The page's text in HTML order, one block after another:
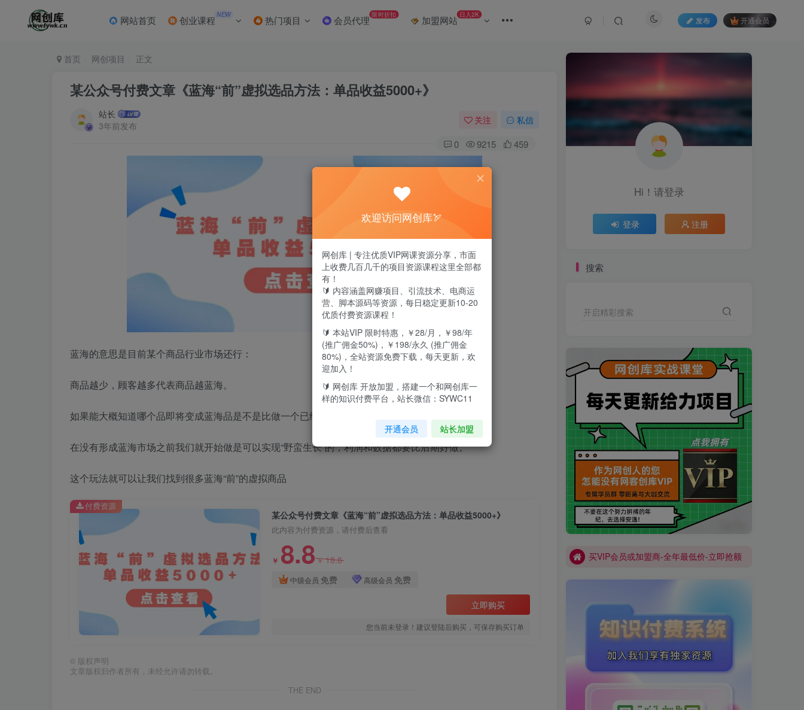
网站首页 创业课程 NEW 热门项目 会员代理 限时折扣 加盟网站 日入2K
发布 开通会员
首页 网创项目 正文
某公众号付费文章《蓝海“前”虚拟选品方法：单品收益5000+》
站长
3年前发布
关注 私信
0 9215 459
蓝海的意思是目前某个商品行业市场还行：
商品越少，顾客越多代表商品越蓝海。
如果能大概知道哪个品即将变成蓝海品是不是比做一个已经成为蓝海品的商品更能多吃一口肉？
在没有形成蓝海市场之前我们就开始做是可以实现“野蛮生长”的，利润和数据都要比后期好做。
这个玩法就可以让我们找到很多蓝海“前”的虚拟商品
某公众号付费文章《蓝海“前”虚拟选品方法：单品收益5000+》
此内容为付费资源，请付费后查看
￥ 8.8￥18.8
中级会员 免费 高级会员 免费
立即购买
您当前未登录！建议登陆后购买，可保存购买订单
付费资源
© 版权声明
文章版权归作者所有，未经允许请勿转载。
THE END
Hi！请登录
登录 注册
搜索
开启精彩搜索
买VIP会员或加盟商-全年最低价-立即抢额
网创库-限时优惠 别错过!
买VIP会员或加盟商-全年最低价-立即抢额
网创库-限时优惠 别错过!
欢迎访问网创库🏹
网创库 | 专注优质VIP网课资源分享，市面
上收费几百几千的项目资源课程这里全部都
有！
🔰 内容涵盖网赚项目、引流技术、电商运
营、脚本源码等资源，每日稳定更新10-20
优质付费资源课程！
🔰 本站VIP 限时特惠，￥28/月，￥98/年
(推广佣金50%)，￥198/永久 (推广佣金
80%)，全站资源免费下载，每天更新，欢
迎加入！
🔰 网创库 开放加盟，搭建一个和网创库一
样的知识付费平台，站长微信：SYWC11
开通会员 站长加盟